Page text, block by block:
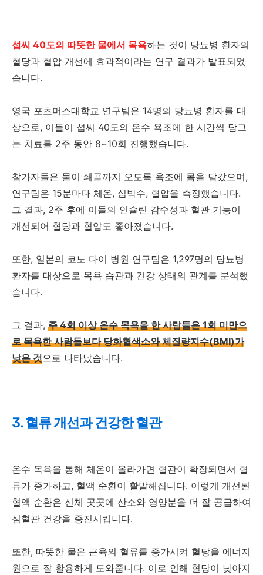
섭씨 40도의 따뜻한 물에서 목욕하는 것이 당뇨병 환자의
혈당과 혈압 개선에 효과적이라는 연구 결과가 발표되었
습니다.
영국 포츠머스대학교 연구팀은 14명의 당뇨병 환자를 대
상으로, 이들이 섭씨 40도의 온수 욕조에 한 시간씩 담그
는 치료를 2주 동안 8~10회 진행했습니다.
참가자들은 물이 쇄골까지 오도록 욕조에 몸을 담갔으며,
연구팀은 15분마다 체온, 심박수, 혈압을 측정했습니다.
그 결과, 2주 후에 이들의 인슐린 감수성과 혈관 기능이
개선되어 혈당과 혈압도 좋아졌습니다.
또한, 일본의 코노 다이 병원 연구팀은 1,297명의 당뇨병
환자를 대상으로 목욕 습관과 건강 상태의 관계를 분석했
습니다.
그 결과, 주 4회 이상 온수 목욕을 한 사람들은 1회 미만으
로 목욕한 사람들보다 당화혈색소와 체질량지수(BMI)가
낮은 것으로 나타났습니다.
3. 혈류 개선과 건강한 혈관
온수 목욕을 통해 체온이 올라가면 혈관이 확장되면서 혈
류가 증가하고, 혈액 순환이 활발해집니다. 이렇게 개선된
혈액 순환은 신체 곳곳에 산소와 영양분을 더 잘 공급하여
심혈관 건강을 증진시킵니다.
또한, 따뜻한 물은 근육의 혈류를 증가시켜 혈당을 에너지
원으로 잘 활용하게 도와줍니다. 이로 인해 혈당이 낮아지